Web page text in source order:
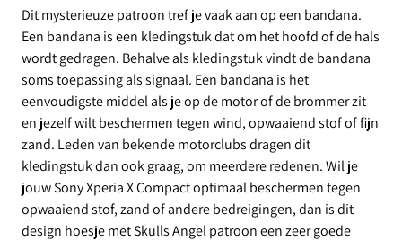
Dit mysterieuze patroon tref je vaak aan op een bandana.
Een bandana is een kledingstuk dat om het hoofd of de hals
wordt gedragen. Behalve als kledingstuk vindt de bandana
soms toepassing als signaal. Een bandana is het
eenvoudigste middel als je op de motor of de brommer zit
en jezelf wilt beschermen tegen wind, opwaaiend stof of fijn
zand. Leden van bekende motorclubs dragen dit
kledingstuk dan ook graag, om meerdere redenen. Wil je
jouw Sony Xperia X Compact optimaal beschermen tegen
opwaaiend stof, zand of andere bedreigingen, dan is dit
design hoesje met Skulls Angel patroon een zeer goede